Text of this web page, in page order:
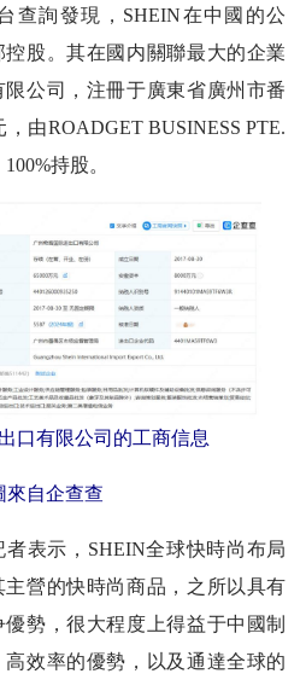
查詢發現，SHEIN在中國的公
股。其在國内關聯最大的企業
公司，注冊于廣東省廣州市番
由ROADGET BUSINESS PTE.
持股。
口有限公司的工商信息
來自企查查
表示，SHEIN全球快時尚布局
營的快時尚商品，之所以具有
勢，很大程度上得益于中國制
效率的優勢，以及通達全球的